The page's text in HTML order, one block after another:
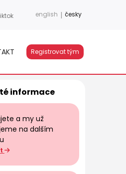
english | česky
Registrovat tým
informace
a my už
na dalším